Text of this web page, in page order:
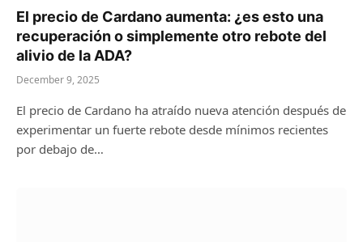
El precio de Cardano aumenta: ¿es esto una
recuperación o simplemente otro rebote del
alivio de la ADA?
December 9, 2025
El precio de Cardano ha atraído nueva atención después de
experimentar un fuerte rebote desde mínimos recientes
por debajo de…